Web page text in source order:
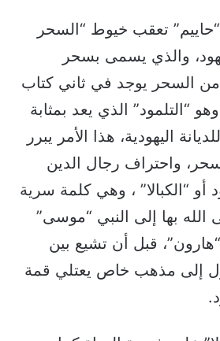
تعقب خيوط “السحر
والذي يسمى بسحر
من السحر يوجد في ثاني كتاب
“التلمود” الذي يعد بمثابة
اليهودية، هذا الأمر يبرر
واحتراف رجال الدين
أو “الكبالا” ، وهي كلمة سرية
الله بها إلى النبي “موسى”
“هارون”، قبل أن تشيع بين
إلى مذهب خاص يعتلي قمة